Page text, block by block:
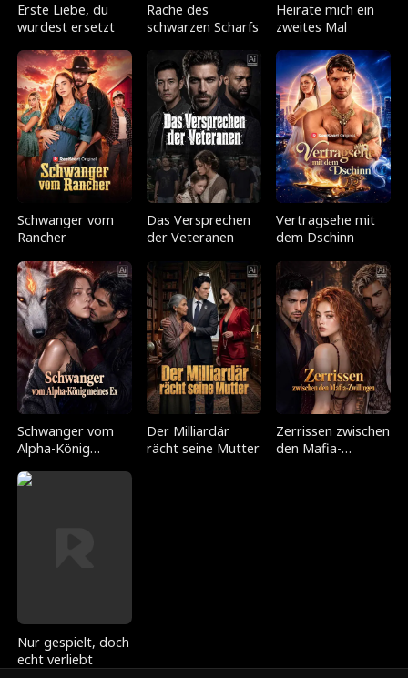
Erste Liebe, du
wurdest ersetzt
Rache des
schwarzen Scharfs
Heirate mich ein
zweites Mal
Schwanger vom
Rancher
Das Versprechen
der Veteranen
Vertragsehe mit
dem Dschinn
Schwanger vom
Alpha-König
Der Milliardär
rächt seine Mutter
Zerrissen zwischen
den Mafia-
Nur gespielt, doch
echt verliebt